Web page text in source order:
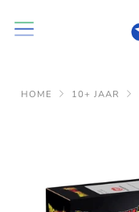
HOME 10+ JAAR